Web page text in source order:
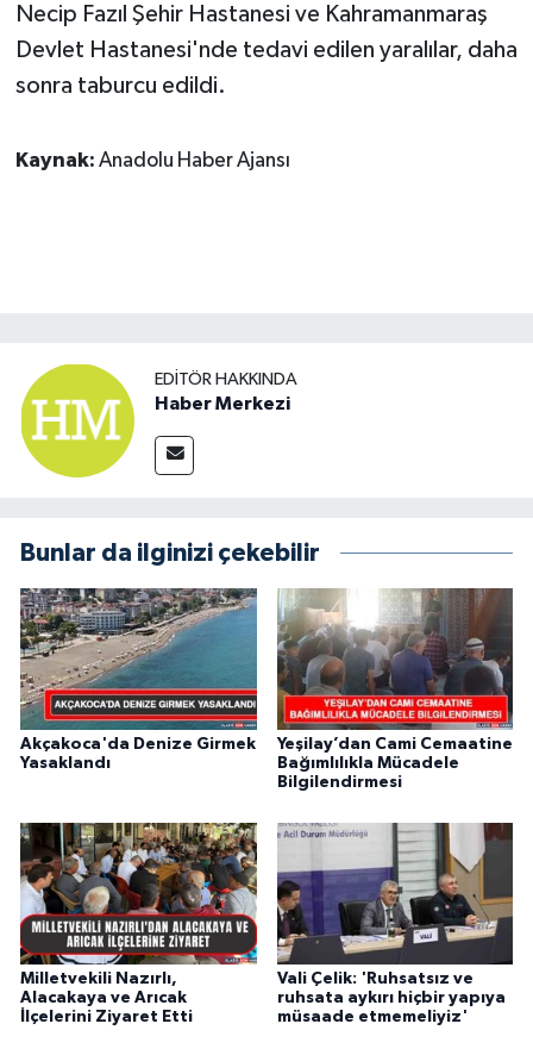
Necip Fazıl Şehir Hastanesi ve Kahramanmaraş
Devlet Hastanesi'nde tedavi edilen yaralılar, daha
sonra taburcu edildi.
Kaynak: Anadolu Haber Ajansı
EDITÖR HAKKINDA
Haber Merkezi
Bunlar da ilginizi çekebilir
Akçakoca'da Denize Girmek
Yasaklandı
Yeşilay’dan Cami Cemaatine
Bağımlılıkla Mücadele
Bilgilendirmesi
Milletvekili Nazırlı,
Alacakaya ve Arıcak
İlçelerini Ziyaret Etti
Vali Çelik: 'Ruhsatsız ve
ruhsata aykırı hiçbir yapıya
müsaade etmemeliyiz'